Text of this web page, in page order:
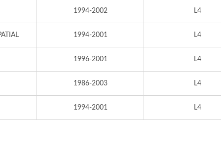
1994-2002 L4
1994-2001 L4
1996-2001 L4
1986-2003 L4
1994-2001 L4